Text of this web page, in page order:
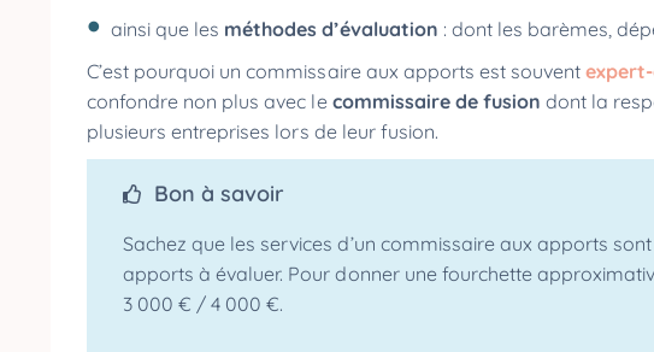
ainsi que les méthodes d’évaluation : dont les barèmes,
C’est pourquoi un commissaire aux apports est souvent
confondre non plus avec le commissaire de fusion dont la
plusieurs entreprises lors de leur fusion.
Bon à savoir
Sachez que les services d’un commissaire aux apports
apports à évaluer. Pour donner une fourchette
3 000 € / 4 000 €.